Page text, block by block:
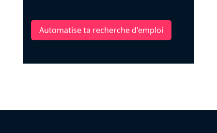
Automatise ta recherche d'emploi